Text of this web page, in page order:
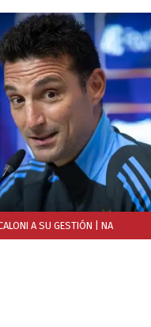
A SU GESTIÓN | NA